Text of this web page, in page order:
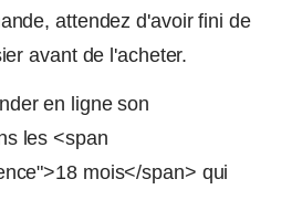
attendez d'avoir fini de
avant de l'acheter.
en ligne son
les <span
mois</span> qui